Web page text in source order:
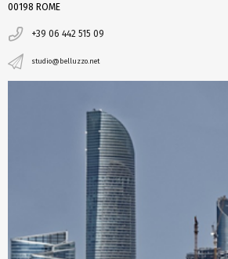
00198 ROME
+39 06 442 515 09
studio@belluzzo.net